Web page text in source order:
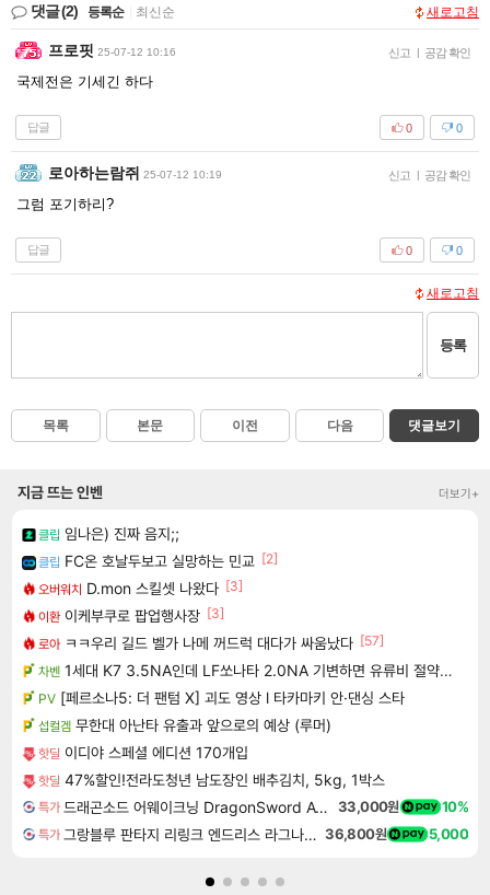
댓글(2) 등록순 최신순 새로고침
프로핏 25-07-12 10:16 신고 | 공감 확인
국제전은 기세긴 하다
답글 0
0
로아하는람쥐 25-07-12 10:19 신고 | 공감 확인
그럼 포기하리?
답글 0
0
새로고침
등록
목록 본문 이전 다음 댓글보기
지금 뜨는 인벤 더보기+
클립 임나은) 진짜 음지;;
클립 FC온 호날두보고 실망하는 민교 [2]
오버워치 D.mon 스킬셋 나왔다 [3]
이환 이케부쿠로 팝업행사장 [3]
로아 ㅋㅋ우리 길드 벨가 나메 꺼드럭 대다가 싸움났다 [57]
차벤 1세대 K7 3.5NA인데 LF쏘나타 2.0NA 기변하면 유류비 절약이 얼마나 될까요..?
PV [페르소나5: 더 팬텀 X] 괴도 영상 l 타카마키 안·댄싱 스타
섭컬겜 무한대 아난타 유출과 앞으로의 예상 (루머)
핫딜 이디야 스페셜 에디션 170개입
핫딜 47%할인!전라도청년 남도장인 배추김치, 5kg, 1박스
특가 드래곤소드 어웨이크닝 DragonSword Awakening 33,000원 10%
특가 그랑블루 판타지 리링크 엔드리스 라그나로크 업그레이드 킷 Granblue Fantasy Relink Endless Ragnarok Upgrade Kit DLC 36,800원 5,000